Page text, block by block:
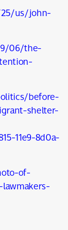
us/john-
06/the-
before-
shelter-
11e9-8d0a-
of-